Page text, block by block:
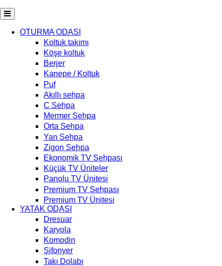
OTURMA ODASI
Koltuk takımı
Köşe koltuk
Berjer
Kanepe / Koltuk
Puf
Akıllı sehpa
C Sehpa
Mermer Sehpa
Orta Sehpa
Yan Sehpa
Zigon Sehpa
Ekonomik TV Sehpası
Küçük TV Üniteler
Panolu TV Ünitesi
Premium TV Sehpası
Premium TV Ünitesi
YATAK ODASI
Dresuar
Karyola
Komodin
Şifonyer
Takı Dolabı